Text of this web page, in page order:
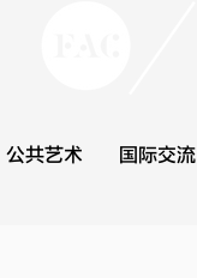
公共艺术 国际交流